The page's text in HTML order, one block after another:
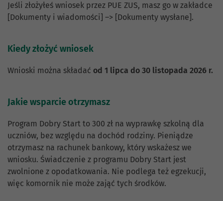
Jeśli złożyłeś wniosek przez PUE ZUS, masz go w zakładce
[Dokumenty i wiadomości] –> [Dokumenty wysłane].
Kiedy złożyć wniosek
Wnioski można składać od 1 lipca do 30 listopada 2026 r.
Jakie wsparcie otrzymasz
Program Dobry Start to 300 zł na wyprawkę szkolną dla
uczniów, bez względu na dochód rodziny. Pieniądze
otrzymasz na rachunek bankowy, który wskażesz we
wniosku. Świadczenie z programu Dobry Start jest
zwolnione z opodatkowania. Nie podlega też egzekucji,
więc komornik nie może zająć tych środków.